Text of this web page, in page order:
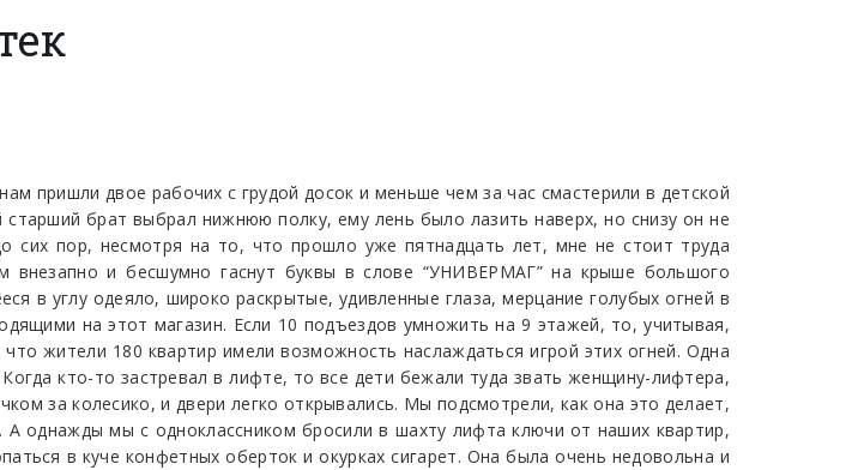
пришли двое рабочих с грудой досок и меньше чем за час смастерили в детской
брат выбрал нижнюю полку, ему лень было лазить наверх, но снизу он не
пор, несмотря на то, что прошло уже пятнадцать лет, мне не стоит труда
и бесшумно гаснут буквы в слове “УНИВЕРМАГ” на крыше большого
в углу одеяло, широко раскрытые, удивленные глаза, мерцание голубых огней в
на этот магазин. Если 10 подъездов умножить на 9 этажей, то, учитывая,
жители 180 квартир имели возможность наслаждаться игрой этих огней. Одна
кто-то застревал в лифте, то все дети бежали туда звать женщину-лифтера,
за колесико, и двери легко открывались. Мы подсмотрели, как она это делает,
однажды мы с одноклассником бросили в шахту лифта ключи от наших квартир,
в куче конфетных оберток и окурках сигарет. Она была очень недовольна и